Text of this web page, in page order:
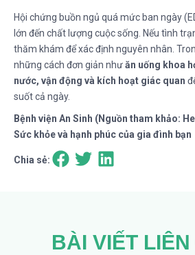
Hội chứng buồn ngủ quá mức ban ngày
lớn đến chất lượng cuộc sống. Nếu tình
thăm khám để xác định nguyên nhân.
những cách đơn giản nhưăn uống khoa
nước, vận động và kích hoạt giác quan
suốt cả ngày.
Bệnh viện An Sinh (Nguồn tham khảo:
Sức khỏe và hạnh phúc của gia đình bạn
Chia sẻ:
BÀI VIẾT